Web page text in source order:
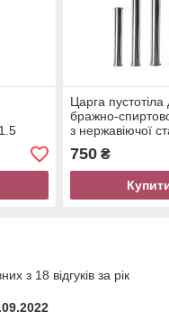
Царга пустотіла
бражно-
з нержавіючої
дюйма (42 мм)
ТМ Samogray
750₴
з 18 відгуків за рік